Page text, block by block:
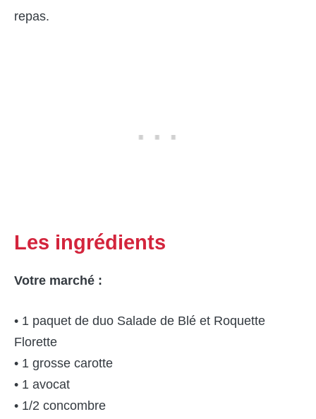
repas.
Les ingrédients
Votre marché :
• 1 paquet de duo Salade de Blé et Roquette
Florette
• 1 grosse carotte
• 1 avocat
• 1/2 concombre